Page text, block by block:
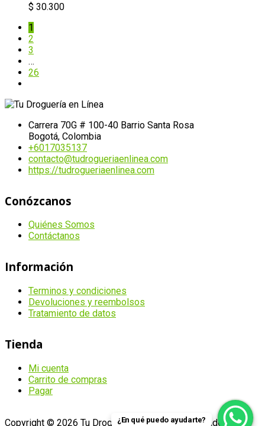
$ 30.300
1
2
3
…
26
Carrera 70G # 100-40 Barrio Santa Rosa
Bogotá, Colombia
+6017035137
contacto@tudrogueriaenlinea.com
https://tudrogueriaenlinea.com
Conózcanos
Quiénes Somos
Contáctanos
Información
Terminos y condiciones
Devoluciones y reembolsos
Tratamiento de datos
Tienda
Mi cuenta
Carrito de compras
Pagar
Copyright © 2026 Tu Droguería en Línea Desarrollado por
¿En qué puedo ayudarte?